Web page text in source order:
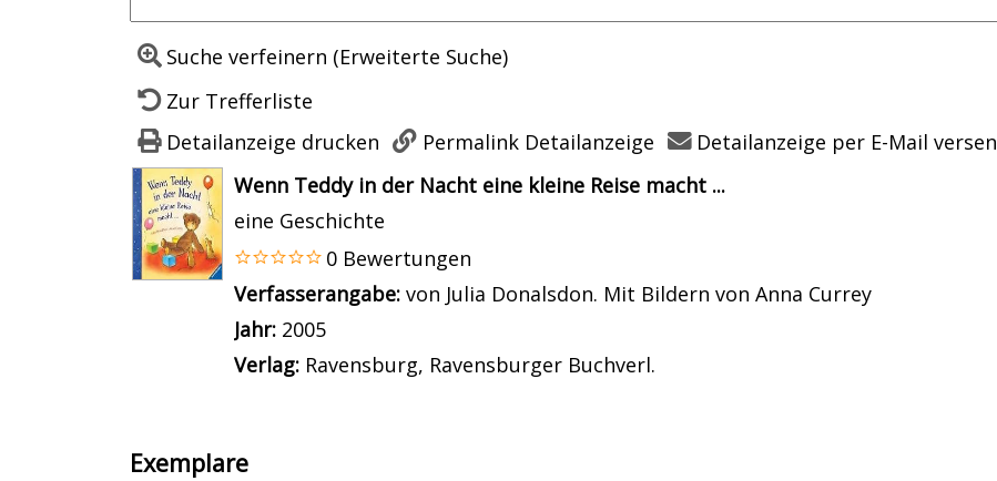
Suche verfeinern (Erweiterte Suche)
Zur Trefferliste
Detailanzeige drucken
Permalink Detailanzeige Detailanzeige per E-Mail
wird in neuem Tab geöffnet
Wenn Teddy in der Nacht eine kleine Reise macht ...
eine Geschichte
0 Bewertungen
Suche nach diesem Verfasser
Verfasserangabe: von Julia Donalsdon. Mit Bildern von Anna Currey
Jahr: 2005
Verlag: Ravensburg, Ravensburger Buchverl.
Exemplare